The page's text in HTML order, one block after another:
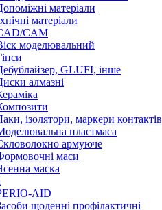
матеріали
матеріали
CAM
моделювальний
GLUFI, інше
алмазні
ізолятори, маркери контактів
пластмаса
армуюче
маси
маска
AID
щоденні профілактичні